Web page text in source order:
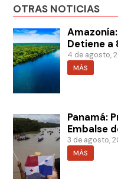
OTRAS NOTICIAS
Detiene a
4 de agosto,
MÁS
Panamá:
Embalse
3 de agosto,
MÁS